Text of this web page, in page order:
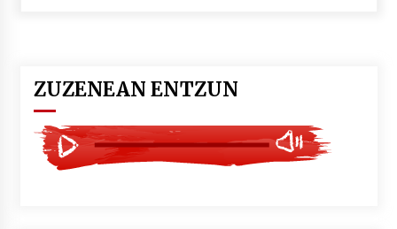
Larunbatean Plentziako Itsas Martxa ospatuko
da
2026/07/07
ZUZENEAN ENTZUN